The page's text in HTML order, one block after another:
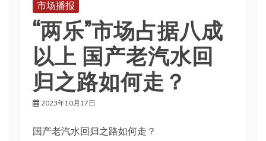
市场播报
“两乐”市场占据八成
以上 国产老汽水回
归之路如何走？
2023年10月17日
国产老汽水回归之路如何走？